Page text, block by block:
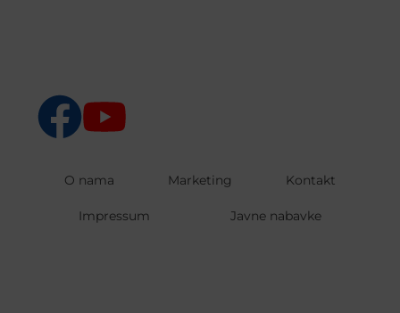
O nama Marketing Kontakt
Impressum Javne nabavke